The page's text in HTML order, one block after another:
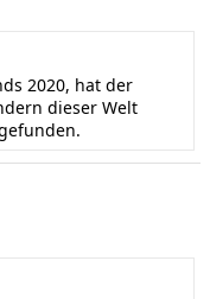
2020, hat der
dieser Welt